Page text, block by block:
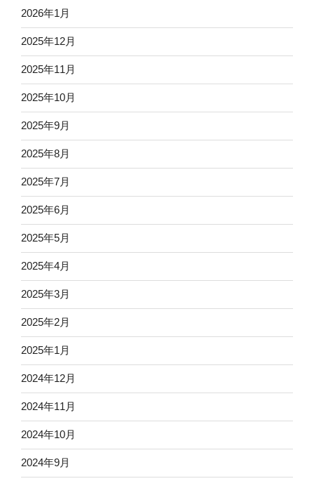
2026年1月
2025年12月
2025年11月
2025年10月
2025年9月
2025年8月
2025年7月
2025年6月
2025年5月
2025年4月
2025年3月
2025年2月
2025年1月
2024年12月
2024年11月
2024年10月
2024年9月